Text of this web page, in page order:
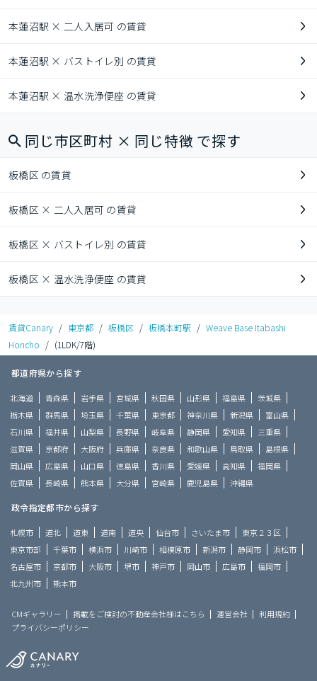
本蓮沼駅 × 二人入居可 の賃貸
本蓮沼駅 × バストイレ別 の賃貸
本蓮沼駅 × 温水洗浄便座 の賃貸
同じ市区町村 × 同じ特徴 で探す
板橋区 の賃貸
板橋区 × 二人入居可 の賃貸
板橋区 × バストイレ別 の賃貸
板橋区 × 温水洗浄便座 の賃貸
賃貸Canary / 東京都 / 板橋区 / 板橋本町駅 / Weave Base Itabashi
Honcho / (1LDK/7階)
都道府県から探す
北海道 青森県 岩手県 宮城県 秋田県 山形県 福島県
茨城県
栃木県
群馬県 埼玉県 千葉県 東京都 神奈川県 新潟県
富山県
石川県
福井県 山梨県 長野県 岐阜県 静岡県 愛知県
三重県
滋賀県
京都府 大阪府 兵庫県 奈良県 和歌山県 鳥取県
島根県
岡山県
広島県 山口県 徳島県 香川県 愛媛県 高知県
福岡県
佐賀県
長崎県 熊本県 大分県 宮崎県 鹿児島県 沖縄県
政令指定都市から探す
札幌市 道北 道東 道南 道央 仙台市 さいたま市
東京２３区
東京市部
千葉市 横浜市 川崎市 相模原市 新潟市 静岡市
浜松市
名古屋市
京都市 大阪市 堺市 神戸市 岡山市 広島市
福岡市
北九州市
熊本市
CMギャラリー 掲載をご検討の不動産会社様はこちら 運営会社
利用規約
プライバシーポリシー